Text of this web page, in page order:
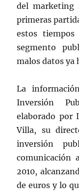
del marketing
primeras
estos
segmento
malos datos ya
La
Inversión
elaborado por
Villa, su
inversión
comunicación
2010,
de euros y lo